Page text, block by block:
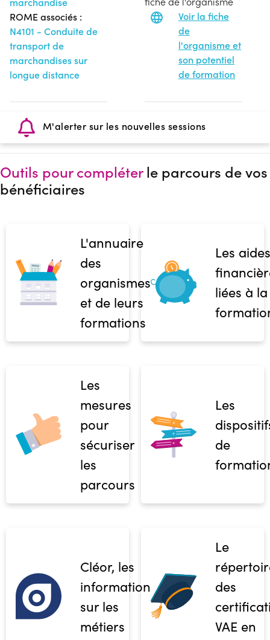
ROME associés :
N4101 - Conduite de
transport de
marchandises sur
longue distance
Voir la fiche
de
l'organisme et
son potentiel
de formation
M'alerter sur les nouvelles sessions
Outils pour compléterle parcours de vos
bénéficiaires
L'annuaire
des
organismes
et de leurs
formations
Les aides
liées à la
Les
mesures
pour
sécuriser
les
parcours
Les
de
Cléor, les
informations
sur les
métiers
Le
des
VAE en